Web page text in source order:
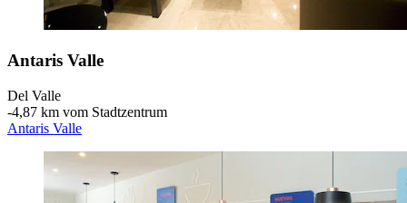
Antaris Valle
Del Valle
‐4,87 km vom Stadtzentrum
Antaris Valle